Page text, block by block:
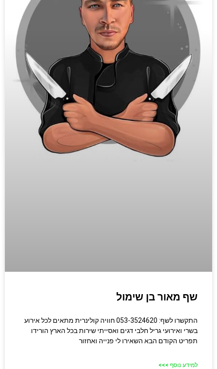
שף מאור בן שימול
התקשרו לשף: 053-3524620 חוויה קולינרית מתאים לכל אירוע
בשרי ואירועי גריל חלבי דגים ואסייתי שירות בכל הארץ הורידו
תפריט הקודם הבא השאירו לי פנייה ואחזור
למידע נוסף >>>